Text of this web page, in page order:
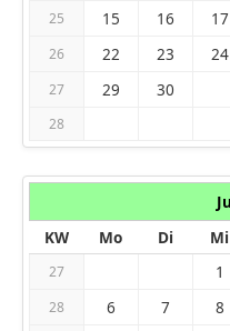
25 15 16 17
26 22 23 24
27 29 30
28
KW
Mo Di Mi
27 1
28 6 7 8